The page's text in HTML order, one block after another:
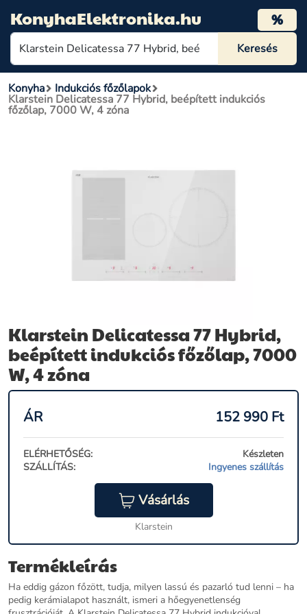
KonyhaElektronika.hu %
Konyha Indukciós főzőlapok
Klarstein Delicatessa 77 Hybrid, beépített indukciós
főzőlap, 7000 W, 4 zóna
Klarstein Delicatessa 77 Hybrid,
beépített indukciós főzőlap, 7000
W, 4 zóna
ÁR 152 990 Ft
ELÉRHETŐSÉG:
Készleten
SZÁLLÍTÁS:
Ingyenes szállítás
Vásárlás
Klarstein
Termékleírás
Ha eddig gázon főzött, tudja, milyen lassú és pazarló tud lenni – ha
pedig kerámialapot használt, ismeri a hőegyenetlenség